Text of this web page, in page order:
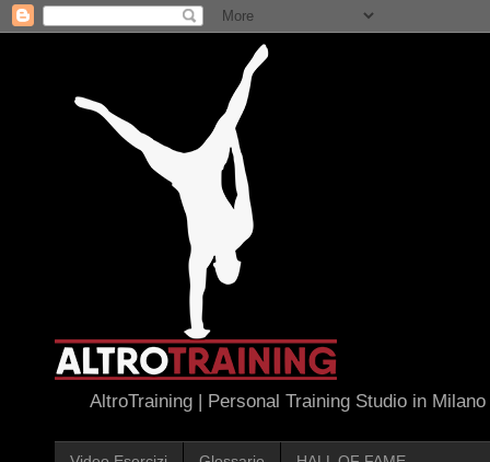
AltroTraining | Personal Training Studio in Milano